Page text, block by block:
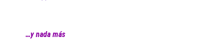
…y nada más